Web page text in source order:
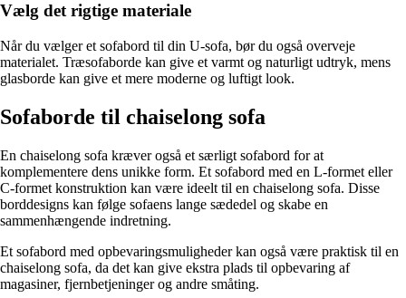
Vælg det rigtige materiale
Når du vælger et sofabord til din U-sofa, bør du også overveje
materialet. Træsofaborde kan give et varmt og naturligt udtryk, mens
glasborde kan give et mere moderne og luftigt look.
Sofaborde til chaiselong sofa
En chaiselong sofa kræver også et særligt sofabord for at
komplementere dens unikke form. Et sofabord med en L-formet eller
C-formet konstruktion kan være ideelt til en chaiselong sofa. Disse
borddesigns kan følge sofaens lange sædedel og skabe en
sammenhængende indretning.
Et sofabord med opbevaringsmuligheder kan også være praktisk til en
chaiselong sofa, da det kan give ekstra plads til opbevaring af
magasiner, fjernbetjeninger og andre småting.